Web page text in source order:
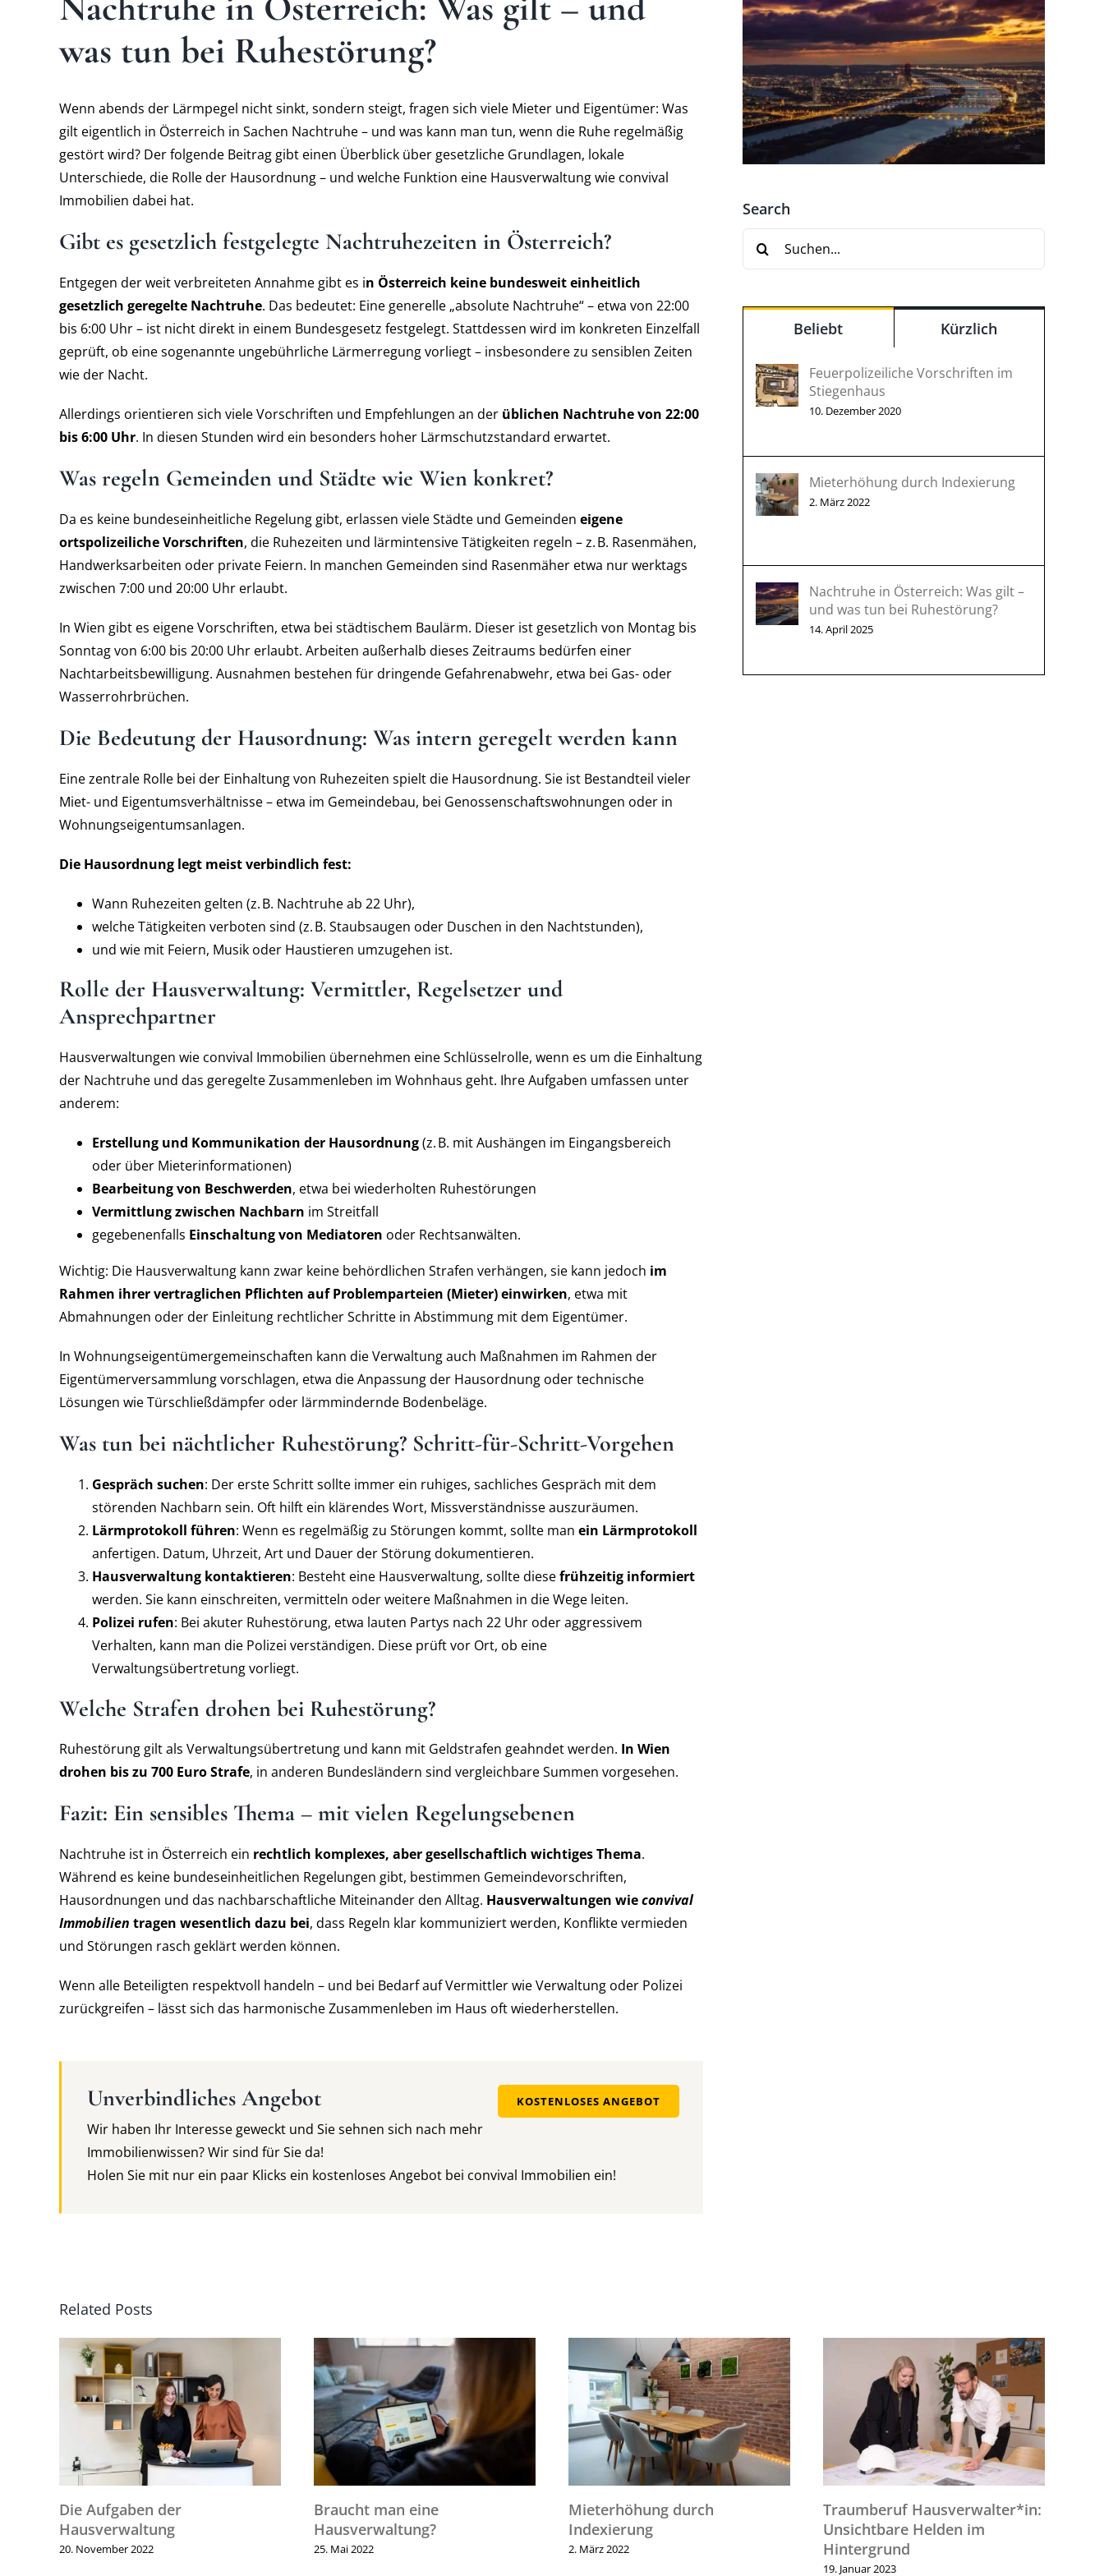
was tun bei Ruhestörung?
Wenn abends der Lärmpegel nicht sinkt, sondern steigt, fragen sich viele Mieter und Eigentümer: Was
gilt eigentlich in Österreich in Sachen Nachtruhe – und was kann man tun, wenn die Ruhe regelmäßig
gestört wird? Der folgende Beitrag gibt einen Überblick über gesetzliche Grundlagen, lokale
Unterschiede, die Rolle der Hausordnung – und welche Funktion eine Hausverwaltung wie convival
Immobilien dabei hat.
Gibt es gesetzlich festgelegte Nachtruhezeiten in Österreich?
Entgegen der weit verbreiteten Annahme gibt es in Österreich keine bundesweit einheitlich
gesetzlich geregelte Nachtruhe. Das bedeutet: Eine generelle „absolute Nachtruhe“ – etwa von 22:00
bis 6:00 Uhr – ist nicht direkt in einem Bundesgesetz festgelegt. Stattdessen wird im konkreten Einzelfall
geprüft, ob eine sogenannte ungebührliche Lärmerregung vorliegt – insbesondere zu sensiblen Zeiten
wie der Nacht.
Allerdings orientieren sich viele Vorschriften und Empfehlungen an der üblichen Nachtruhe von 22:00
bis 6:00 Uhr. In diesen Stunden wird ein besonders hoher Lärmschutzstandard erwartet.
Was regeln Gemeinden und Städte wie Wien konkret?
Da es keine bundeseinheitliche Regelung gibt, erlassen viele Städte und Gemeinden eigene
ortspolizeiliche Vorschriften, die Ruhezeiten und lärmintensive Tätigkeiten regeln – z. B. Rasenmähen,
Handwerksarbeiten oder private Feiern. In manchen Gemeinden sind Rasenmäher etwa nur werktags
zwischen 7:00 und 20:00 Uhr erlaubt.
In Wien gibt es eigene Vorschriften, etwa bei städtischem Baulärm. Dieser ist gesetzlich von Montag bis
Sonntag von 6:00 bis 20:00 Uhr erlaubt. Arbeiten außerhalb dieses Zeitraums bedürfen einer
Nachtarbeitsbewilligung. Ausnahmen bestehen für dringende Gefahrenabwehr, etwa bei Gas- oder
Wasserrohrbrüchen.
Die Bedeutung der Hausordnung: Was intern geregelt werden kann
Eine zentrale Rolle bei der Einhaltung von Ruhezeiten spielt die Hausordnung. Sie ist Bestandteil vieler
Miet- und Eigentumsverhältnisse – etwa im Gemeindebau, bei Genossenschaftswohnungen oder in
Wohnungseigentumsanlagen.
Die Hausordnung legt meist verbindlich fest:
Wann Ruhezeiten gelten (z.B. Nachtruhe ab 22 Uhr),
welche Tätigkeiten verboten sind (z.B. Staubsaugen oder Duschen in den Nachtstunden),
und wie mit Feiern, Musik oder Haustieren umzugehen ist.
Rolle der Hausverwaltung: Vermittler, Regelsetzer und
Ansprechpartner
Hausverwaltungen wie convival Immobilien übernehmen eine Schlüsselrolle, wenn es um die Einhaltung
der Nachtruhe und das geregelte Zusammenleben im Wohnhaus geht. Ihre Aufgaben umfassen unter
anderem:
Erstellung und Kommunikation der Hausordnung(z.B. mit Aushängen im Eingangsbereich
oder über Mieterinformationen)
Bearbeitung von Beschwerden, etwa bei wiederholten Ruhestörungen
Vermittlung zwischen Nachbarn im Streitfall
gegebenenfalls Einschaltung von Mediatoren oder Rechtsanwälten.
Wichtig: Die Hausverwaltung kann zwar keine behördlichen Strafen verhängen, sie kann jedoch im
Rahmen ihrer vertraglichen Pflichten auf Problemparteien (Mieter) einwirken, etwa mit
Abmahnungen oder der Einleitung rechtlicher Schritte in Abstimmung mit dem Eigentümer.
In Wohnungseigentümergemeinschaften kann die Verwaltung auch Maßnahmen im Rahmen der
Eigentümerversammlung vorschlagen, etwa die Anpassung der Hausordnung oder technische
Lösungen wie Türschließdämpfer oder lärmmindernde Bodenbeläge.
Was tun bei nächtlicher Ruhestörung? Schritt-für-Schritt-Vorgehen
Gespräch suchen: Der erste Schritt sollte immer ein ruhiges, sachliches Gespräch mit dem
störenden Nachbarn sein. Oft hilft ein klärendes Wort, Missverständnisse auszuräumen.
Lärmprotokoll führen: Wenn es regelmäßig zu Störungen kommt, sollte man ein Lärmprotokoll
anfertigen. Datum, Uhrzeit, Art und Dauer der Störung dokumentieren.
Hausverwaltung kontaktieren: Besteht eine Hausverwaltung, sollte diesefrühzeitig informiert
werden. Sie kann einschreiten, vermitteln oder weitere Maßnahmen in die Wege leiten.
Polizei rufen: Bei akuter Ruhestörung, etwa lauten Partys nach 22 Uhr oder aggressivem
Verhalten, kann man die Polizei verständigen. Diese prüft vor Ort, ob eine
Verwaltungsübertretung vorliegt.
Welche Strafen drohen bei Ruhestörung?
Ruhestörung gilt als Verwaltungsübertretung und kann mit Geldstrafen geahndet werden. In Wien
drohen bis zu 700 Euro Strafe, in anderen Bundesländern sind vergleichbare Summen vorgesehen.
Fazit: Ein sensibles Thema – mit vielen Regelungsebenen
Nachtruhe ist in Österreich ein rechtlich komplexes, aber gesellschaftlich wichtiges Thema.
Während es keine bundeseinheitlichen Regelungen gibt, bestimmen Gemeindevorschriften,
Hausordnungen und das nachbarschaftliche Miteinander den Alltag. Hausverwaltungen wieconvival
Immobilien tragen wesentlich dazu bei, dass Regeln klar kommuniziert werden, Konflikte vermieden
und Störungen rasch geklärt werden können.
Wenn alle Beteiligten respektvoll handeln – und bei Bedarf auf Vermittler wie Verwaltung oder Polizei
zurückgreifen – lässt sich das harmonische Zusammenleben im Haus oft wiederherstellen.
KOSTENLOSES ANGEBOT
Unverbindliches Angebot
Wir haben Ihr Interesse geweckt und Sie sehnen sich nach mehr
Immobilienwissen? Wir sind für Sie da!
Holen Sie mit nur ein paar Klicks ein kostenloses Angebot bei convival Immobilien ein!
Search
Suche
nach:
Beliebt Kürzlich
Feuerpolizeiliche Vorschriften im
Stiegenhaus
10. Dezember 2020
Mieterhöhung durch Indexierung
2. März 2022
Nachtruhe in Österreich: Was gilt –
und was tun bei Ruhestörung?
14. April 2025
Related Posts
Die Aufgaben der
Hausverwaltung
20. November 2022
Braucht man eine
Hausverwaltung?
25. Mai 2022
Mieterhöhung durch
Indexierung
2. März 2022
Traumberuf Hausverwalter*in:
Unsichtbare Helden im
Hintergrund
19. Januar 2023